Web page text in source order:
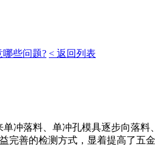
些问题? < 返回列表
冲落料、单冲孔模具逐步向落
善的检测方式，显着提高了五金